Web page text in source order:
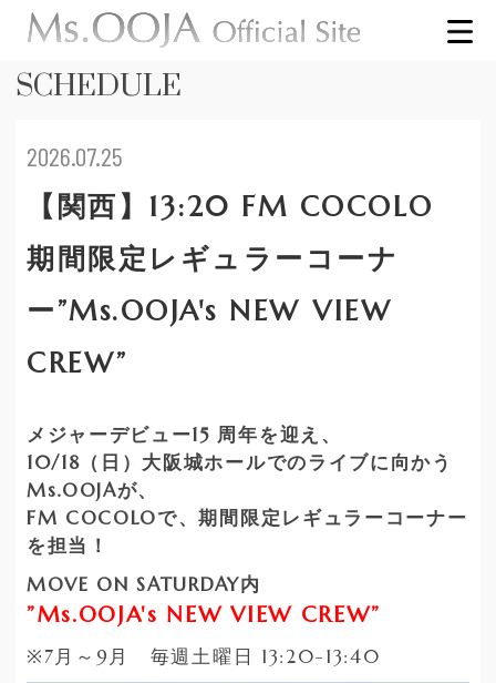
SCHEDULE
2026.07.25
【関西】13:20 FM COCOLO
期間限定レギュラーコーナ
ー”Ms.OOJA's NEW VIEW
CREW”
メジャーデビュー15 周年を迎え、
10/18（日）大阪城ホールでのライブに向かう
Ms.OOJAが、
FM COCOLOで、期間限定レギュラーコーナー
を担当！
MOVE ON SATURDAY内
”Ms.OOJA's NEW VIEW CREW”
※7月～ 9 月 毎週土曜日 13:20-13:40